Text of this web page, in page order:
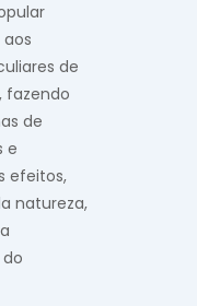
de
fazendo
de
e
efeitos,
natureza,